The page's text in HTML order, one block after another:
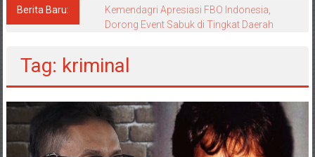
Berita Baru:
Kemendagri Apresiasi FBO Indonesia,
Dorong Event Sabuk di Tingkat Daerah
Tag: kriminal